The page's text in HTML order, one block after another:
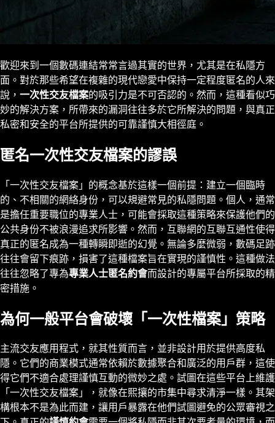
歡迎來到一個數碼連結常常言過其實的世界，尤其是在私隱方
面。對於那些希望在複雜的現代戀愛中保持一定程度匿名的人來
說， 一次性交友檔案的吸引力是不可否認的。然而，這種看似巧
妙的解決方案，所帶來的漏洞往往多於它所解決的問題，與真正
私密和安全的平台所提供的可靠謹慎大相徑庭。
匿名一次性交友檔案的謬誤
「一次性交友檔案」的概念基於這樣一個前提：建立一個臨時
的、不相關的網絡身份，可以規避常見的私隱問題。個人，通常
是擔任重要職位的專業人士，可能會採取這種策略來保護他們的
公共身份不被浪漫追求所影響。然而，互聯網的互聯互通性使得
真正的匿名成為一種轉瞬即逝的幻覺。無論多麼微弱，數碼足跡
往往會留下痕跡，損害了這種檔案旨在實現的謹慎性。這種做法
往往忽略了專為專業人士匿名約會而設計的專屬平台所採取的精
密措施。
為何一般平台會破壞「一次性檔案」策略
主流交友應用程式，就其性質而言，並非設計用於提供高度私
隱。它們的商業模式通常依賴於數據聚合和廣泛的用戶群，這使
得它們不適合處理謹慎互動的微妙之處。試圖在這些平台上維護
「一次性交友檔案」，就像在熙攘的市集中尋求清淨一樣。其架
構根本不是為此而建，讓用戶暴露在他們試圖避免的公眾審視之